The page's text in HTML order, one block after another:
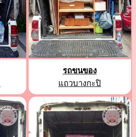
รถขนของ
แถวบางกะปิ